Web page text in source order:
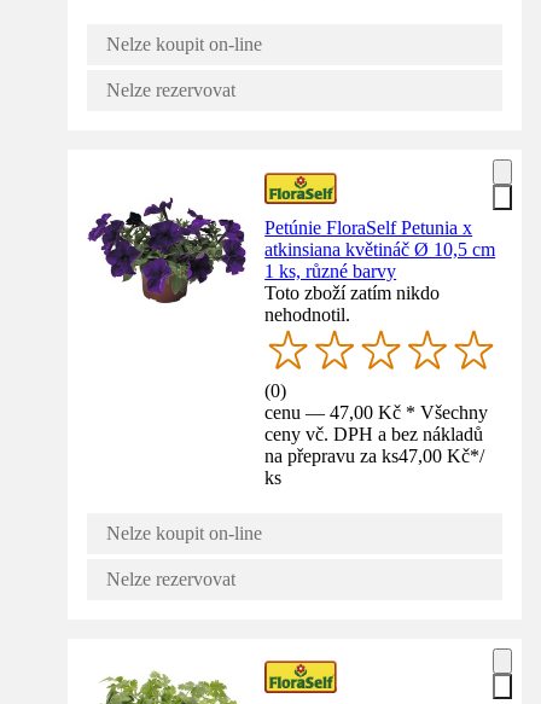
Nelze koupit on-line
Nelze rezervovat
Petúnie FloraSelf Petunia x
atkinsiana květináč Ø 10,5 cm
1 ks, různé barvy
Toto zboží zatím nikdo
nehodnotil.
(0)
cenu — 47,00 Kč * Všechny
ceny vč. DPH a bez nákladů
na přepravu za ks47,00 Kč*/
ks
Nelze koupit on-line
Nelze rezervovat